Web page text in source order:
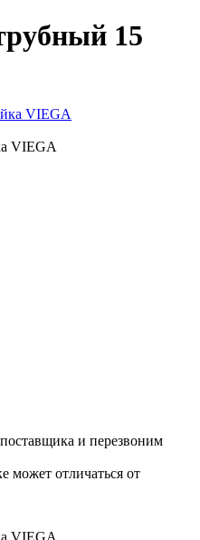
15
VIEGA
и перезвоним
может отличаться от
VIEGA